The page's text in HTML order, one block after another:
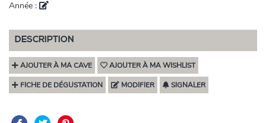
Année :
DESCRIPTION
AJOUTER À MA CAVE AJOUTER À MA WISHLIST
FICHE DE DÉGUSTATION MODIFIER SIGNALER